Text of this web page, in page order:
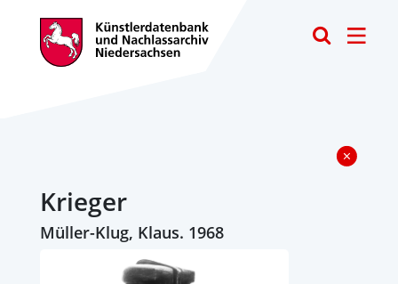
Krieger
Müller-Klug, Klaus. 1968